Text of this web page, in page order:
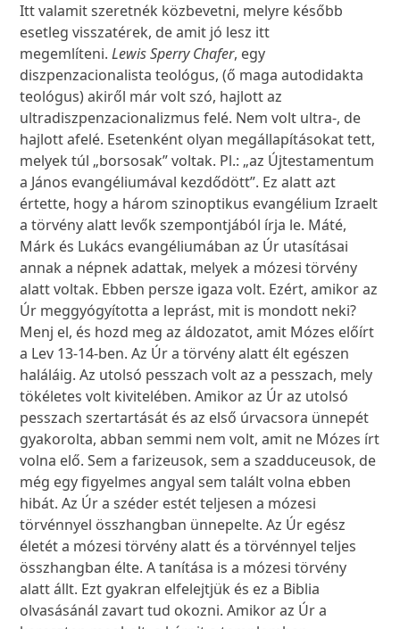
Itt valamit szeretnék közbevetni, melyre később
esetleg visszatérek, de amit jó lesz itt
megemlíteni.Lewis Sperry Chafer, egy
diszpenzacionalista teológus, (ő maga autodidakta
teológus) akiről már volt szó, hajlott az
ultradiszpenzacionalizmus felé. Nem volt ultra-, de
hajlott afelé. Esetenként olyan megállapításokat tett,
melyek túl „borsosak” voltak. Pl.: „az Újtestamentum
a János evangéliumával kezdődött”. Ez alatt azt
értette, hogy a három szinoptikus evangélium Izraelt
a törvény alatt levők szempontjából írja le. Máté,
Márk és Lukács evangéliumában az Úr utasításai
annak a népnek adattak, melyek a mózesi törvény
alatt voltak. Ebben persze igaza volt. Ezért, amikor az
Úr meggyógyította a leprást, mit is mondott neki?
Menj el, és hozd meg az áldozatot, amit Mózes előírt
a Lev 13-14-ben. Az Úr a törvény alatt élt egészen
haláláig. Az utolsó pesszach volt az a pesszach, mely
tökéletes volt kivitelében. Amikor az Úr az utolsó
pesszach szertartását és az első úrvacsora ünnepét
gyakorolta, abban semmi nem volt, amit ne Mózes írt
volna elő. Sem a farizeusok, sem a szadduceusok, de
még egy figyelmes angyal sem talált volna ebben
hibát. Az Úr a széder estét teljesen a mózesi
törvénnyel összhangban ünnepelte. Az Úr egész
életét a mózesi törvény alatt és a törvénnyel teljes
összhangban élte. A tanítása is a mózesi törvény
alatt állt. Ezt gyakran elfelejtjük és ez a Biblia
olvasásánál zavart tud okozni. Amikor az Úr a